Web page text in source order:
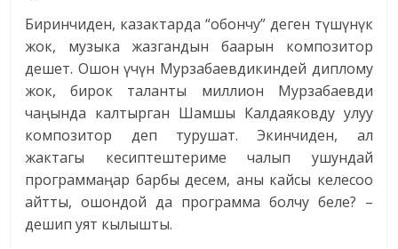
Биринчиден, казактарда “обончу” деген түшүнүк
жок, музыка жазгандын баарын композитор
дешет. Ошон үчүн Мурзабаевдикиндей диплому
жок, бирок таланты миллион Мурзабаевди
чаңында калтырган Шамшы Калдаяковду улуу
композитор деп турушат. Экинчиден, ал
жактагы кесиптештериме чалып ушундай
программаңар барбы десем, аны кайсы келесоо
айтты, ошондой да программа болчу беле? –
дешип уят кылышты.